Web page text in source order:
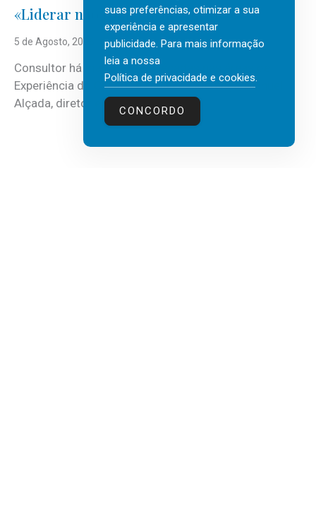
«Liderar não é um talento místico.»
5 de Agosto, 2026
Consultor há mais de três décadas nas áreas de
Experiência do Cliente, Vendas e Liderança, Manuel
Alçada, diretor executivo da...
suas preferências, otimizar a sua
experiência e apresentar
publicidade. Para mais informação
leia a nossa
Política de privacidade e cookies.
CONCORDO